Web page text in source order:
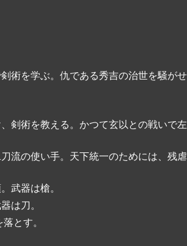
術を学ぶ。仇である秀吉の治世を騒が
剣術を教える。かつて玄以との戦いで
の使い手。天下統一のためには、残虐
武器は槍。
は刀。
とす。